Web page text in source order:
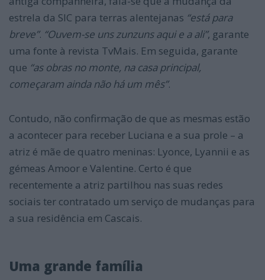
estrela da SIC para terras alentejanas “está para
breve”. “Ouvem-se uns zunzuns aqui e a ali”, garante
uma fonte à revista TvMais. Em seguida, garante
que “as obras no monte, na casa principal,
começaram ainda não há um mês”.
Contudo, não confirmação de que as mesmas estão
a acontecer para receber Luciana e a sua prole – a
atriz é mãe de quatro meninas: Lyonce, Lyannii e as
gémeas Amoor e Valentine. Certo é que
recentemente a atriz partilhou nas suas redes
sociais ter contratado um serviço de mudanças para
a sua residência em Cascais.
Uma grande família